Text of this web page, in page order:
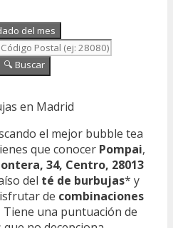
del mes
🔍 Buscar
el mejor bubble tea
que conocer Pompai,
34, Centro, 28013
del té de burbujas* y
de combinaciones
Tiene una puntuación de